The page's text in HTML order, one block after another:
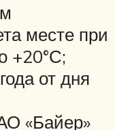
месте при
+20°С;
от дня
«Байер»